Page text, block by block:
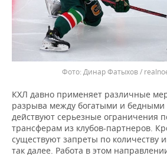
Динар Фатыхов /
КХЛ давно применяет различные
разрыва между богатыми и бедными
действуют серьезные ограничения
трансферам из клубов-партнеров.
существуют запреты по количеству
так далее. Работа в этом